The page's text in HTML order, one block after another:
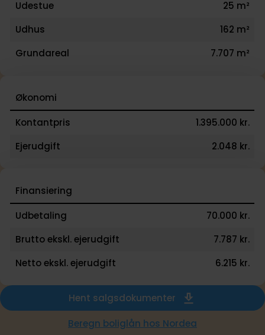
Udestue
25 m²
Udhus
162 m²
Grundareal
7.707 m²
Økonomi
Kontantpris
1.395.000 kr.
Ejerudgift
2.048 kr.
Finansiering
Udbetaling
70.000 kr.
Brutto ekskl. ejerudgift
7.787 kr.
Netto ekskl. ejerudgift
6.215 kr.
Hent salgsdokumenter
Beregn boliglån hos Nordea